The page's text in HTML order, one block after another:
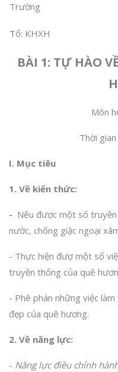
Trường
Tổ: KHXH
BÀI 1: TỰ HÀO
Môn
Thời
I. Mục tiêu
1. Về kiến thức:
- Nêu được một số
nước, chống giặc ngoại
- Thực hiện đượ một số
truyền thống của quê
- Phê phán những việc
đẹp của quê hương.
2. Về năng lực:
- Năng lực điều chỉnh